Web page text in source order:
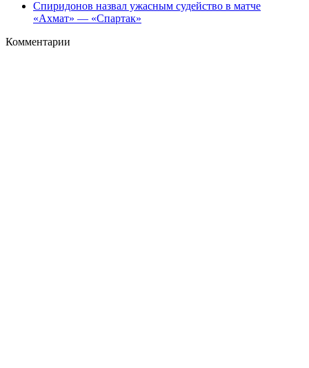
Спиридонов назвал ужасным судейство в матче
«Ахмат» — «Спартак»
Комментарии